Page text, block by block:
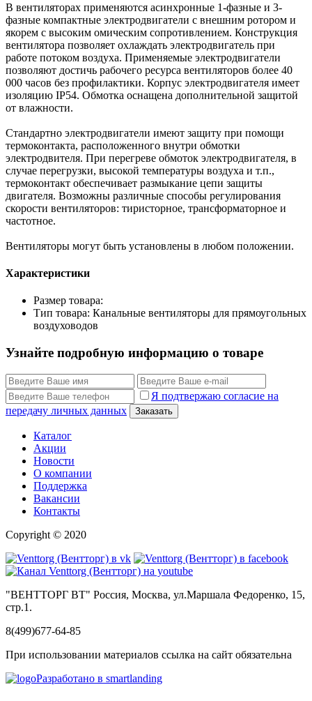
В вентиляторах применяются асинхронные 1-фазные и 3-
фазные компактные электродвигатели с внешним ротором и
якорем с высоким омическим сопротивлением. Конструкция
вентилятора позволяет охлаждать электродвигатель при
работе потоком воздуха. Применяемые электродвигатели
позволяют достичь рабочего ресурса вентиляторов более 40
000 часов без профилактики. Корпус электродвигателя имеет
изоляцию IP54. Обмотка оснащена дополнительной защитой
от влажности.
Стандартно электродвигатели имеют защиту при помощи
термоконтакта, расположенного внутри обмотки
электродвителя. При перегреве обмоток электродвигателя, в
случае перегрузки, высокой температуры воздуха и т.п.,
термоконтакт обеспечивает размыкание цепи защиты
двигателя. Возможны различные способы регулирования
скорости вентиляторов: тиристорное, трансформаторное и
частотное.
Вентиляторы могут быть установлены в любом положении.
Характеристики
Размер товара:
Тип товара: Канальные вентиляторы для прямоугольных
воздуховодов
Узнайте подробную информацию о товаре
Я подтвержаю согласие на
передачу личных данных
Заказать
Каталог
Акции
Новости
О компании
Поддержка
Вакансии
Контакты
Copyright © 2020
"ВЕНТТОРГ ВТ" Россия, Москва, ул.Маршала Федоренко, 15,
стр.1.
8(499)677­-64­-85
При использовании материалов ссылка на сайт обязательна
Разработано в smartlanding